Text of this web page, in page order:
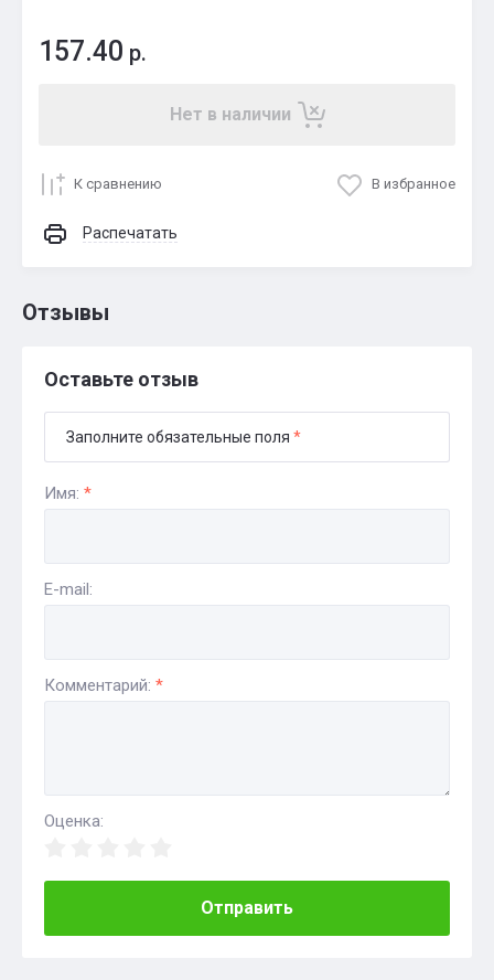
157.40 р.
Нет в наличии
К сравнению В избранное
Распечатать
Отзывы
Оставьте отзыв
Заполните обязательные поля *
Имя: *
E-mail:
Комментарий: *
Оценка:
Отправить